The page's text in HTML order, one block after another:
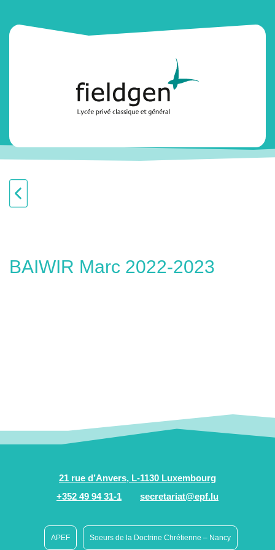
BAIWIR Marc 2022-2023
21 rue d’Anvers, L-1130 Luxembourg
+352 49 94 31-1
secretariat@epf.lu
APEF Soeurs de la Doctrine Chrétienne – Nancy